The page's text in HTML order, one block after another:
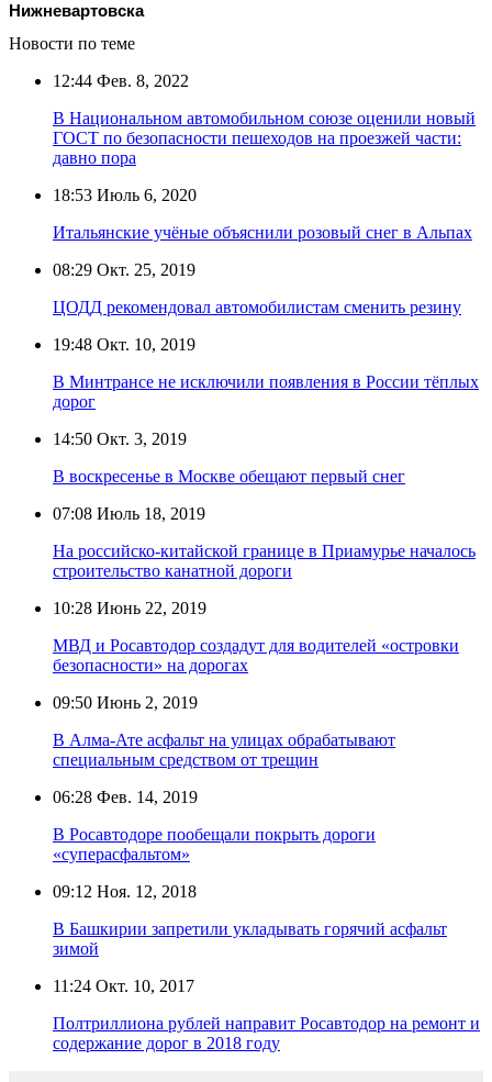
Нижневартовска
Новости по теме
12:44 Фев. 8, 2022
В Национальном автомобильном союзе оценили новый
ГОСТ по безопасности пешеходов на проезжей части:
давно пора
18:53 Июль 6, 2020
Итальянские учёные объяснили розовый снег в Альпах
08:29 Окт. 25, 2019
ЦОДД рекомендовал автомобилистам сменить резину
19:48 Окт. 10, 2019
В Минтрансе не исключили появления в России тёплых
дорог
14:50 Окт. 3, 2019
В воскресенье в Москве обещают первый снег
07:08 Июль 18, 2019
На российско-китайской границе в Приамурье началось
строительство канатной дороги
10:28 Июнь 22, 2019
МВД и Росавтодор создадут для водителей «островки
безопасности» на дорогах
09:50 Июнь 2, 2019
В Алма-Ате асфальт на улицах обрабатывают
специальным средством от трещин
06:28 Фев. 14, 2019
В Росавтодоре пообещали покрыть дороги
«суперасфальтом»
09:12 Ноя. 12, 2018
В Башкирии запретили укладывать горячий асфальт
зимой
11:24 Окт. 10, 2017
Полтриллиона рублей направит Росавтодор на ремонт и
содержание дорог в 2018 году